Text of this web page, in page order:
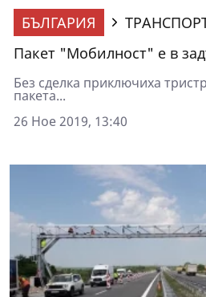
БЪЛГАРИЯ
Пакет "Мобилност" е в
Без сделка приключиха
пакета...
26 Ное 2019, 13:40